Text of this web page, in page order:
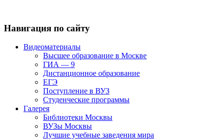
Навигация по сайту
Видеоматериалы
Высшее образование в Москве
ГИА — 9
Дистанционное образование
ЕГЭ
Поступление в ВУЗ
Студенческие программы
Галерея
Библиотеки Москвы
ВУЗы Москвы
Лучшие учебные заведения мира